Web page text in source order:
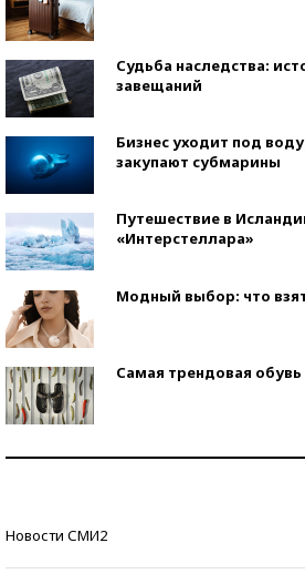
Судьба наследства:
завещаний
Бизнес уходит под
закупают субмарины
Путешествие в
«Интерстеллара»
Модный выбор: что
Самая трендовая обувь
Новости СМИ2